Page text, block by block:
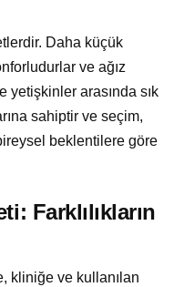
Daha küçük
ve ağız
yetişkinler arasında sık
sahiptir ve seçim,
beklentilere göre
Farklılıkların
kliniğe ve kullanılan